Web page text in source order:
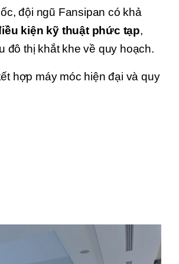
đội ngũ Fansipan có khả
kiện kỹ thuật phức tạp,
đô thị khắt khe về quy hoạch.
hợp máy móc hiện đại và quy